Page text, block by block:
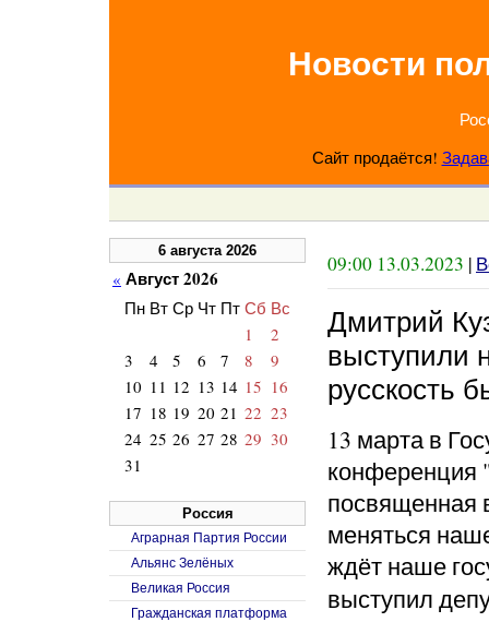
Новости
Сайт продаётся!
09:00 13.03.2023 |
Дмитрий
выступили
русскость
13 марта в
конференция
посвященная
меняться
ждёт наше
выступил
6 августа 2026
« Август 2026
Пн Вт Ср Чт Пт Сб Вс
1
2
3
4 5 6 7 8
9
10 11 12 13 14 15 16
17 18 19 20 21 22 23
24 25 26 27 28 29 30
31
Россия
Аграрная Партия России
Альянс Зелёных
Великая Россия
Гражданская платформа